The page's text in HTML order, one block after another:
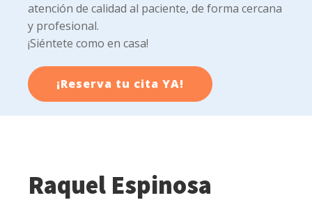
atención de calidad al paciente, de forma cercana
y profesional.
¡Siéntete como en casa!
¡Reserva tu cita YA!
Raquel Espinosa